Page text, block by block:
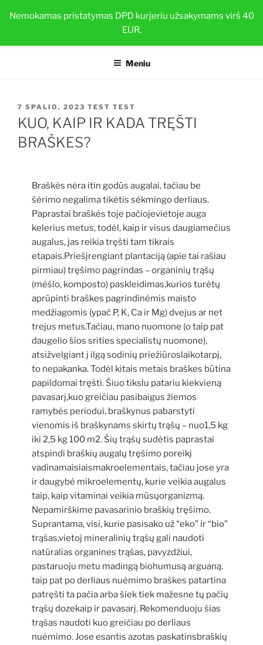
Nemokamas pristatymas DPD kurjeriu užsakymams virš 40
EUR.
prie BRAŠKIŲ DAIGAI
Sveiki ir stiprūs augalai su TOP-PLANT™
Meniu
PASKELBTA
7 SPALIO, 2023 TEST TEST
KUO, KAIP IR KADA TRĘŠTI
BRAŠKES?
Braškės nėra itin godūs augalai, tačiau be
šėrimo negalima tikėtis sėkmingo derliaus.
Paprastai braškės toje pačiojevietoje auga
kelerius metus, todėl, kaip ir visus daugiamečius
augalus, jas reikia tręšti tam tikrais
etapais.Priešįrengiant plantaciją (apie tai rašiau
pirmiau) tręšimo pagrindas – organinių trąšų
(mėšlo, komposto) paskleidimas,kurios turėtų
aprūpinti braškes pagrindinėmis maisto
medžiagomis (ypač P, K, Ca ir Mg) dvejus ar net
trejus metus.Tačiau, mano nuomone (o taip pat
daugelio šios srities specialistų nuomone),
atsižvelgiant į ilgą sodinių priežiūroslaikotarpį,
to nepakanka. Todėl kitais metais braškes būtina
papildomai tręšti. Šiuo tikslu patariu kiekvieną
pavasarį,kuo greičiau pasibaigus žiemos
ramybės periodui, braškynus pabarstyti
vienomis iš braškynams skirtų trąšų – nuo1,5 kg
iki 2,5 kg 100 m2. Šių trąšų sudėtis paprastai
atspindi braškių augalų tręšimo poreikį
vadinamaisiaismakroelementais, tačiau jose yra
ir daugybė mikroelementų, kurie veikia augalus
taip, kaip vitaminai veikia mūsųorganizmą.
Nepamirškime pavasarinio braškių tręšimo.
Suprantama, visi, kurie pasisako už “eko” ir “bio”
trąšas,vietoj mineralinių trąšų gali naudoti
natūralias organines trąšas, pavyzdžiui,
pastaruoju metu madingą biohumusą arguaną.
taip pat po derliaus nuėmimo braškes patartina
patręšti ta pačia arba šiek tiek mažesne tų pačių
trąšų dozekaip ir pavasarį. Rekomenduoju šias
trąšas naudoti kuo greičiau po derliaus
nuėmimo. Jose esantis azotas paskatinsbraškių